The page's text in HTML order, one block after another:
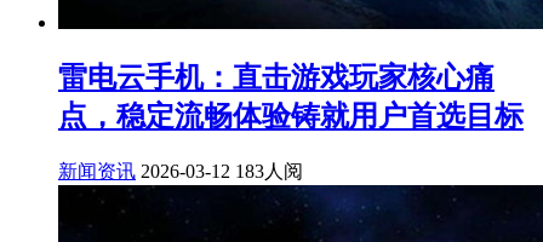
雷电云手机：直击游戏玩家核心痛
点，稳定流畅体验铸就用户首选目标
新闻资讯 2026-03-12 183人阅